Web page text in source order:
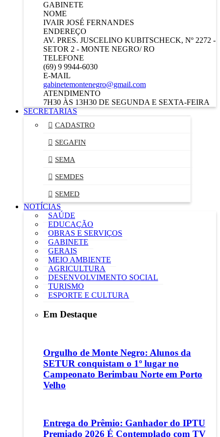
GABINETE
NOME
IVAIR JOSÉ FERNANDES
ENDEREÇO
AV. PRES. JUSCELINO KUBITSCHECK, Nº 2272 -
SETOR 2 - MONTE NEGRO/ RO
TELEFONE
(69) 9 9944-6030
E-MAIL
gabinetemontenegro@gmail.com
ATENDIMENTO
7H30 ÀS 13H30 DE SEGUNDA E SEXTA-FEIRA
SECRETARIAS
CADASTRO
SEGAFIN
SEMA
SEMDES
SEMED
NOTÍCIAS
SAÚDE
EDUCAÇÃO
OBRAS E SERVIÇOS
GABINETE
GERAIS
MEIO AMBIENTE
AGRICULTURA
DESENVOLVIMENTO SOCIAL
TURISMO
ESPORTE E CULTURA
Em Destaque
Orgulho de Monte Negro: Alunos da
SETUR conquistam o 1º lugar no
Campeonato Berimbau Norte em Porto
Velho
Entrega do Prêmio: Ganhador do IPTU
Premiado 2026 É Contemplado com TV